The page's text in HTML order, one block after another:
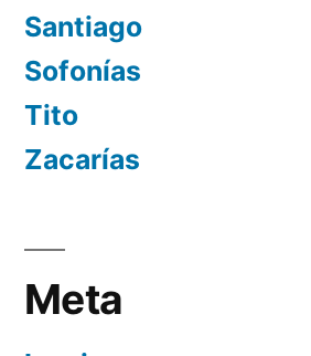
Santiago
Sofonías
Tito
Zacarías
Meta